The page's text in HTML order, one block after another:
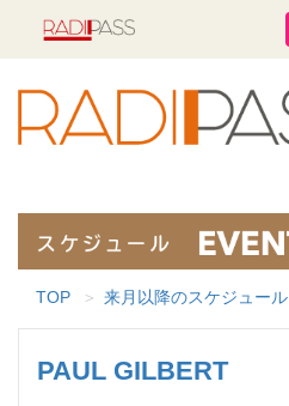
TOP 来月以降のスケジュール
PAUL GILBERT